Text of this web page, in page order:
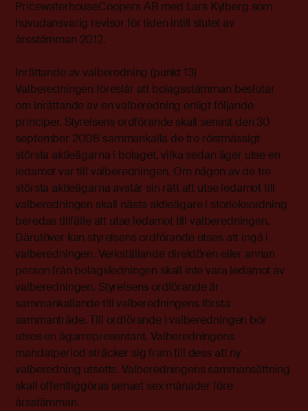
PricewaterhouseCoopers AB med Lars Kylberg som
huvudansvarig revisor för tiden intill slutet av
årsstämman 2012.
Inrättande av valberedning (punkt 13)
Valberedningen föreslår att bolagsstämman beslutar
om inrättande av en valberedning enligt följande
principer. Styrelsens ordförande skall senast den 30
september 2008 sammankalla de tre röstmässigt
största aktieägarna i bolaget, vilka sedan äger utse en
ledamot var till valberedningen. Om någon av de tre
största aktieägarna avstår sin rätt att utse ledamot till
valberedningen skall nästa aktieägare i storleksordning
beredas tillfälle att utse ledamot till valberedningen.
Därutöver kan styrelsens ordförande utses att ingå i
valberedningen. Verkställande direktören eller annan
person från bolagsledningen skall inte vara ledamot av
valberedningen. Styrelsens ordförande är
sammankallande till valberedningens första
sammanträde. Till ordförande i valberedningen bör
utses en ägarrepresentant. Valberedningens
mandatperiod sträcker sig fram till dess att ny
valberedning utsetts. Valberedningens sammansättning
skall offentliggöras senast sex månader före
årsstämman.